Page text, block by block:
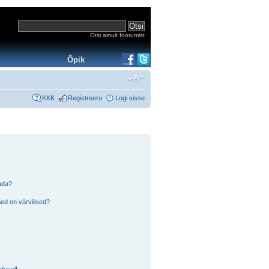
Otsi ainult foorumist
Õpik
KKK Registreeru Logi sisse
on värvilised?